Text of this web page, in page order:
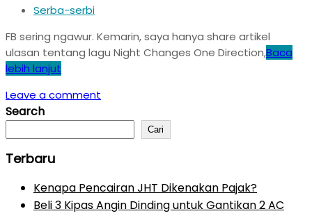
Serba-serbi
FB sering ngawur. Kemarin, saya hanya share artikel
ulasan tentang lagu Night Changes One Direction,Baca
lebih lanjut
Leave a comment
Search
Cari
Terbaru
Kenapa Pencairan JHT Dikenakan Pajak?
Beli 3 Kipas Angin Dinding untuk Gantikan 2 AC